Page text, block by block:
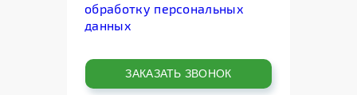
обработку персональных
данных